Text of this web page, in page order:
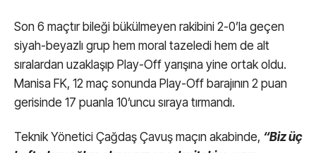
Son 6 maçtır bileği bükülmeyen rakibini 2-0’la geçen
siyah-beyazlı grup hem moral tazeledi hem de alt
sıralardan uzaklaşıp Play-Off yarışına yine ortak oldu.
Manisa FK, 12 maç sonunda Play-Off barajının 2 puan
gerisinde 17 puanla 10’uncu sıraya tırmandı.
Teknik Yönetici Çağdaş Çavuş maçın akabinde, “Biz üç